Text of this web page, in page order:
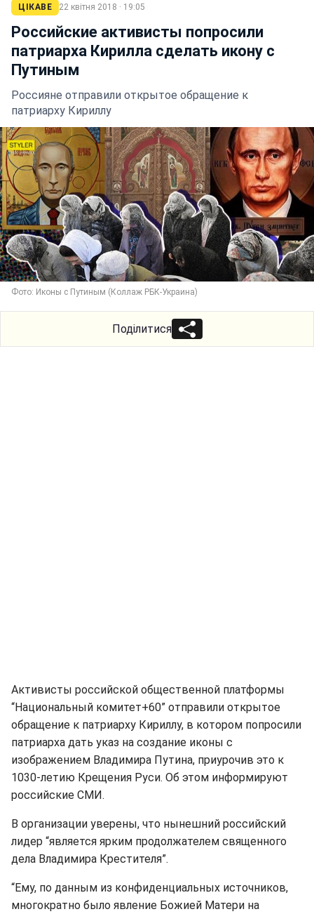
ЦІКАВЕ 22 квітня 2018 · 19:05
Российские активисты попросили
патриарха Кирилла сделать икону с
Путиным
Россияне отправили открытое обращение к
патриарху Кириллу
Фото: Иконы с Путиным (Коллаж РБК-Украина)
Поділитися
Активисты российской общественной платформы
“Национальный комитет+60” отправили открытое
обращение к патриарху Кириллу, в котором попросили
патриарха дать указ на создание иконы с
изображением Владимира Путина, приурочив это к
1030-летию Крещения Руси. Об этом информируют
российские СМИ.
В организации уверены, что нынешний российский
лидер “является ярким продолжателем священного
дела Владимира Крестителя”.
“Ему, по данным из конфиденциальных источников,
многократно было явление Божией Матери на